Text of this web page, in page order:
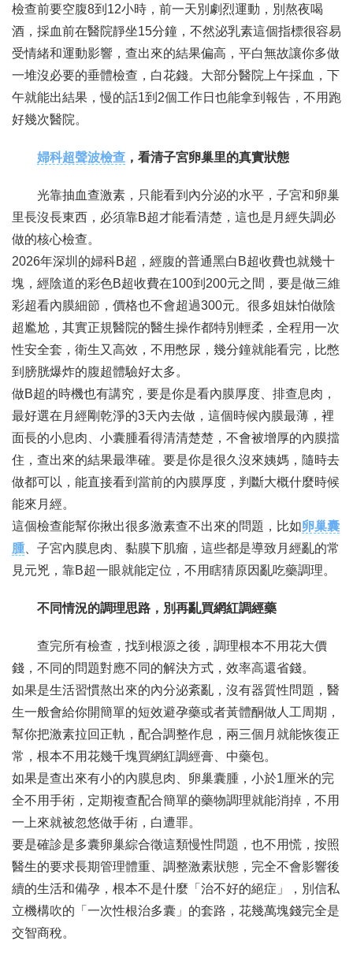
檢查前要空腹8到12小時，前一天別劇烈運動，別熬夜喝
酒，採血前在醫院靜坐15分鐘，不然泌乳素這個指標很容易
受情緒和運動影響，查出來的結果偏高，平白無故讓你多做
一堆沒必要的垂體檢查，白花錢。大部分醫院上午採血，下
午就能出結果，慢的話1到2個工作日也能拿到報告，不用跑
好幾次醫院。
婦科超聲波檢查 ，看清子宮卵巢里的真實狀態
光靠抽血查激素，只能看到內分泌的水平，子宮和卵巢
里長沒長東西，必須靠B超才能看清楚，這也是月經失調必
做的核心檢查。
2026年深圳的婦科B超，經腹的普通黑白B超收費也就幾十
塊，經陰道的彩色B超收費在100到200元之間，要是做三維
彩超看內膜細節，價格也不會超過300元。很多姐妹怕做陰
超尷尬，其實正規醫院的醫生操作都特別輕柔，全程用一次
性安全套，衛生又高效，不用憋尿，幾分鐘就能看完，比憋
到膀胱爆炸的腹超體驗好太多。
做B超的時機也有講究，要是你是看內膜厚度、排查息肉，
最好選在月經剛乾淨的3天內去做，這個時候內膜最薄，裡
面長的小息肉、小囊腫看得清清楚楚，不會被增厚的內膜擋
住，查出來的結果最準確。要是你是很久沒來姨媽，隨時去
做都可以，能直接看到當前的內膜厚度，判斷大概什麼時候
能來月經。
這個檢查能幫你揪出很多激素查不出來的問題，比如卵巢囊
腫、子宮內膜息肉、黏膜下肌瘤，這些都是導致月經亂的常
見元兇，靠B超一眼就能定位，不用瞎猜原因亂吃藥調理。
不同情況的調理思路，別再亂買網紅調經藥
查完所有檢查，找到根源之後，調理根本不用花大價
錢，不同的問題對應不同的解決方式，效率高還省錢。
如果是生活習慣熬出來的內分泌紊亂，沒有器質性問題，醫
生一般會給你開簡單的短效避孕藥或者黃體酮做人工周期，
幫你把激素拉回正軌，配合調整作息，兩三個月就能恢復正
常，根本不用花幾千塊買網紅調經膏、中藥包。
如果是查出來有小的內膜息肉、卵巢囊腫，小於1厘米的完
全不用手術，定期複查配合簡單的藥物調理就能消掉，不用
一上來就被忽悠做手術，白遭罪。
要是確診是多囊卵巢綜合徵這類慢性問題，也不用慌，按照
醫生的要求長期管理體重、調整激素狀態，完全不會影響後
續的生活和備孕，根本不是什麼「治不好的絕症」，別信私
立機構吹的「一次性根治多囊」的套路，花幾萬塊錢完全是
交智商稅。